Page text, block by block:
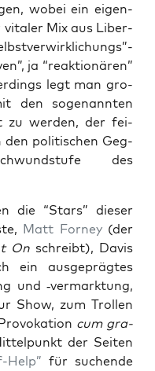
wobei ein eigen­
vita­ler Mix aus Liber­
ja “reak­tio­nä­ren”
legt man gro­
den soge­nann­ten
zu wer­den, der fei­
den poli­ti­schen Geg­
des
die “Stars” die­ser
Matt For­ney(der
Onschreibt), Davis
ein aus­ge­präg­tes
und ‑ver­mark­tung,
Show, zum Trol­len
cum gra­
der Sei­ten
Help” für suchen­de